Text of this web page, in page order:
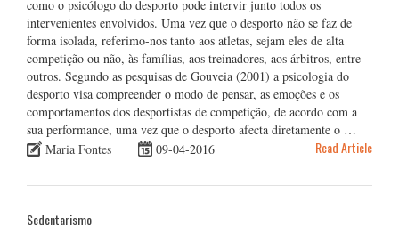
como o psicólogo do desporto pode intervir junto todos os
intervenientes envolvidos. Uma vez que o desporto não se faz de
forma isolada, referimo-nos tanto aos atletas, sejam eles de alta
competição ou não, às famílias, aos treinadores, aos árbitros, entre
outros. Segundo as pesquisas de Gouveia (2001) a psicologia do
desporto visa compreender o modo de pensar, as emoções e os
comportamentos dos desportistas de competição, de acordo com a
sua performance, uma vez que o desporto afecta diretamente o …
Maria Fontes
09-04-2016 Read Article
Sedentarismo